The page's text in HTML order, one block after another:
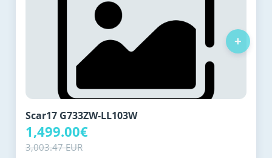
Scar17 G733ZW-LL103W
1,499.00€
3,003.47 EUR
+